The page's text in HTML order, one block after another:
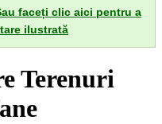
faceți clic aici pentru a
ilustrată
Terenuri